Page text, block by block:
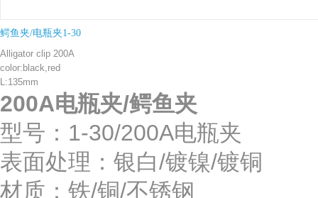
鳄鱼夹/电瓶夹1-30
Alligator clip 200A
color:black,red
L:135mm
200A电瓶夹/鳄鱼夹
型号：1-30/200A电瓶夹
表面处理：银白/镀镍/镀
材质：铁/铜/不锈钢 绝